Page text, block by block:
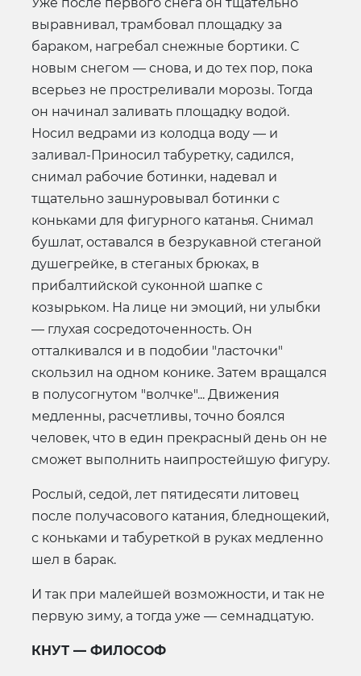
выравнивал, трамбовал площадку за
бараком, нагребал снежные бортики. С
новым снегом — снова, и до тех пор, пока
всерьез не простреливали морозы. Тогда
он начинал заливать площадку водой.
Носил ведрами из колодца воду — и
заливал-Приносил табуретку, садился,
снимал рабочие ботинки, надевал и
тщательно зашнуровывал ботинки с
коньками для фигурного катанья. Снимал
бушлат, оставался в безрукавной стеганой
душегрейке, в стеганых брюках, в
прибалтийской суконной шапке с
козырьком. На лице ни эмоций, ни улыбки
— глухая сосредоточенность. Он
отталкивался и в подобии "ласточки"
скользил на одном конике. Затем вращался
в полусогнутом "волчке"... Движения
медленны, расчетливы, точно боялся
человек, что в един прекрасный день он не
сможет выполнить наипростейшую фигуру.
Рослый, седой, лет пятидесяти литовец
после получасового катания, бледнощекий,
с коньками и табуреткой в руках медленно
шел в барак.
И так при малейшей возможности, и так не
первую зиму, а тогда уже — семнадцатую.
КНУТ — ФИЛОСОФ